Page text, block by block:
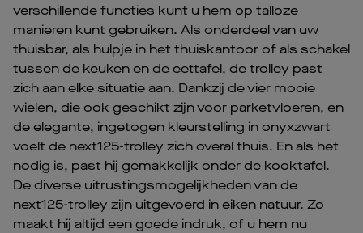
verschillende functies kunt u hem op talloze
manieren kunt gebruiken. Als onderdeel van uw
thuisbar, als hulpje in het thuiskantoor of als schakel
tussen de keuken en de eettafel, de trolley past
zich aan elke situatie aan. Dankzij de vier mooie
wielen, die ook geschikt zijn voor parketvloeren, en
de elegante, ingetogen kleurstelling in onyxzwart
voelt de next125-trolley zich overal thuis. En als het
nodig is, past hij gemakkelijk onder de kooktafel.
De diverse uitrustingsmogelijkheden van de
next125-trolley zijn uitgevoerd in eiken natuur. Zo
maakt hij altijd een goede indruk, of u hem nu